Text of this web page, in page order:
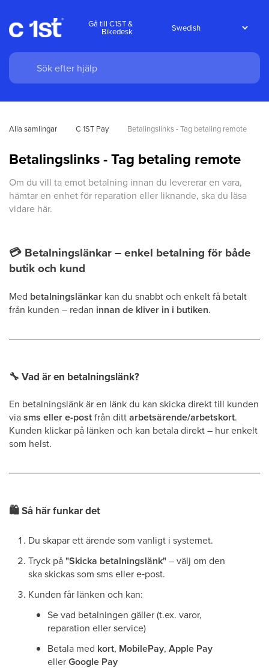
Gå till C1ST &
Bikedesk
Alla samlingar C 1ST Pay Betalingslinks - Tag betaling remote
Betalingslinks - Tag betaling remote
Om du vill ta emot betalning innan du levererar en vara,
hämtar en enhet för reparation eller liknande, ska du läsa
vidare här.
💳 Betalningslänkar – enkel betalning för både
butik och kund
Med betalningslänkar kan du snabbt och enkelt få betalt
från kunden – redan innan de kliver in i butiken.
🔧 Vad är en betalningslänk?
En betalningslänk är en länk du kan skicka direkt till kunden
viasms eller e-postfrån dittarbetsärende/arbetskort.
Kunden klickar på länken och kan betala direkt – hur enkelt
som helst.
🛍Så här funkar det
Du skapar ett ärende som vanligt i systemet.
Tryck på"Skicka betalningslänk"– välj om den
ska skickas som sms eller e‑post.
Kunden får länken och kan:
Se vad betalningen gäller (t.ex. varor,
reparation eller service)
Betala med kort, MobilePay, Apple Pay
ellerGoogle Pay